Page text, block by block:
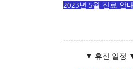
2023년 5월 진료 안내
▼ 휴진 일정